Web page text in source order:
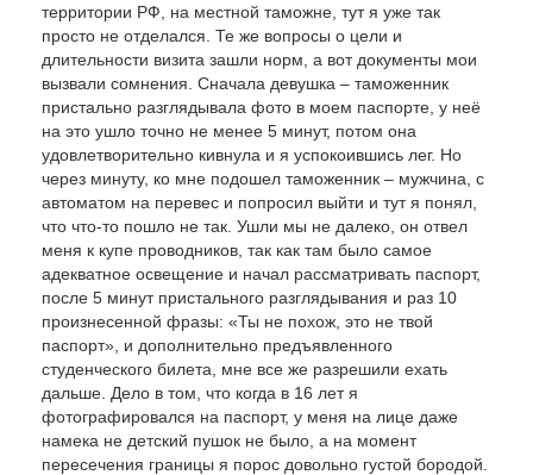
территории РФ, на местной таможне, тут я уже так
просто не отделался. Те же вопросы о цели и
длительности визита зашли норм, а вот документы мои
вызвали сомнения. Сначала девушка – таможенник
пристально разглядывала фото в моем паспорте, у неё
на это ушло точно не менее 5 минут, потом она
удовлетворительно кивнула и я успокоившись лег. Но
через минуту, ко мне подошел таможенник – мужчина, с
автоматом на перевес и попросил выйти и тут я понял,
что что-то пошло не так. Ушли мы не далеко, он отвел
меня к купе проводников, так как там было самое
адекватное освещение и начал рассматривать паспорт,
после 5 минут пристального разглядывания и раз 10
произнесенной фразы: «Ты не похож, это не твой
паспорт», и дополнительно предъявленного
студенческого билета, мне все же разрешили ехать
дальше. Дело в том, что когда в 16 лет я
фотографировался на паспорт, у меня на лице даже
намека не детский пушок не было, а на момент
пересечения границы я порос довольно густой бородой.